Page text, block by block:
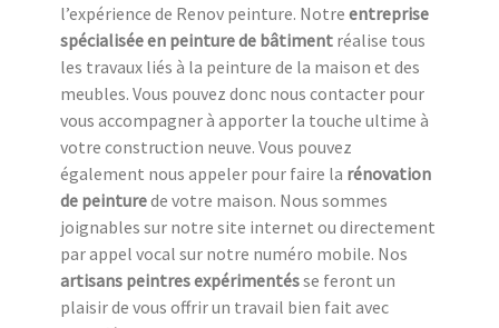
l’expérience de Renov peinture. Notre entreprise
spécialisée en peinture de bâtiment réalise tous
les travaux liés à la peinture de la maison et des
meubles. Vous pouvez donc nous contacter pour
vous accompagner à apporter la touche ultime à
votre construction neuve. Vous pouvez
également nous appeler pour faire la rénovation
de peinturede votre maison. Nous sommes
joignables sur notre site internet ou directement
par appel vocal sur notre numéro mobile. Nos
artisans peintres expérimentésse feront un
plaisir de vous offrir un travail bien fait avec